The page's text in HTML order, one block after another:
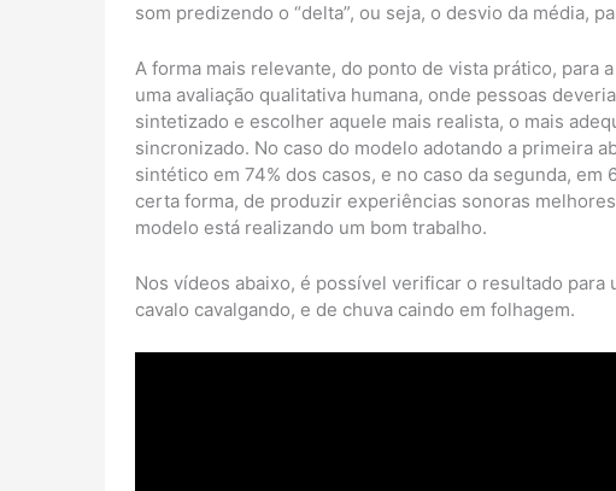
som predizendo o “delta”, ou seja, o desvio da média,
A forma mais relevante, do ponto de vista prático, para
uma avaliação qualitativa humana, onde pessoas
sintetizado e escolher aquele mais realista, o mais
sincronizado. No caso do modelo adotando a primeira
sintético em 74% dos casos, e no caso da segunda, em
certa forma, de produzir experiências sonoras
modelo está realizando um bom trabalho.
Nos vídeos abaixo, é possível verificar o resultado para
cavalo cavalgando, e de chuva caindo em folhagem.